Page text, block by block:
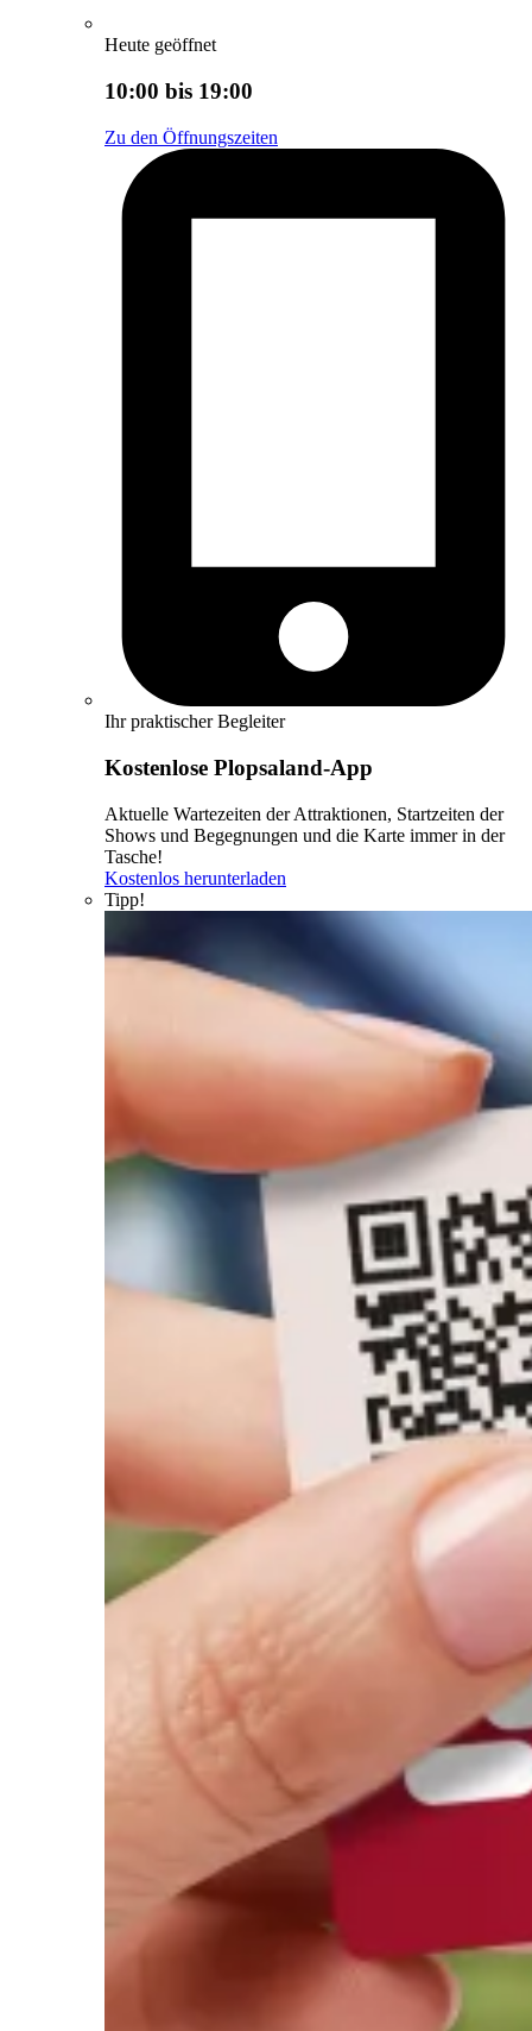
Heute geöffnet
10:00 bis 19:00
Zu den Öffnungszeiten
Ihr praktischer Begleiter
Kostenlose Plopsaland-App
Aktuelle Wartezeiten der Attraktionen, Startzeiten der
Shows und Begegnungen und die Karte immer in der
Tasche!
Kostenlos herunterladen
Tipp!